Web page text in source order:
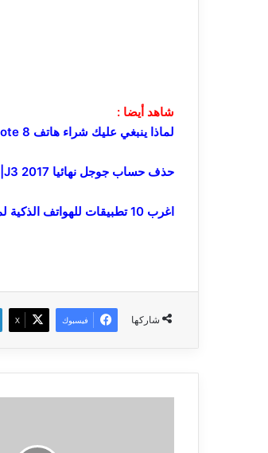
شاهد أيضا :
لماذا ينبغي عليك شراء هاتف Note 8 و ليس هاتف iPhone X
حذف حساب جوجل نهائيا 2017 Remove Google Account frp samsung S7|J7|J5|J3
اغرب 10 تطبيقات للهواتف الذكية لم تسمع عنها من قبل
شاركها فيسبوك ‫X